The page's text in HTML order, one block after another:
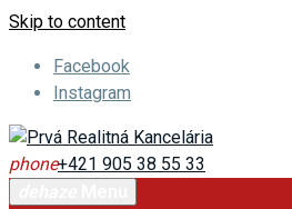
Skip to content
Facebook
Instagram
phone+421 905 38 55 33